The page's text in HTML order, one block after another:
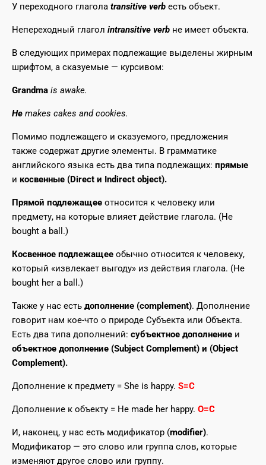
У переходного глагола transitive verb есть объект.
Непереходный глагол intransitive verb не имеет объекта.
В следующих примерах подлежащие выделены жирным
шрифтом, а сказуемые — курсивом:
Grandma is awake.
He makes cakes and cookies.
Помимо подлежащего и сказуемого, предложения
также содержат другие элементы. В грамматике
английского языка есть два типа подлежащих: прямые
и косвенные (Direct и Indirect object).
Прямой подлежащее относится к человеку или
предмету, на которые влияет действие глагола. (He
bought a ball.)
Косвенное подлежащее обычно относится к человеку,
который «извлекает выгоду» из действия глагола. (He
bought her a ball.)
Также у нас есть дополнение (complement). Дополнение
говорит нам кое-что о природе Субъекта или Объекта.
Есть два типа дополнений: субъектное дополнение и
объектное дополнение (Subject Complement) и (Object
Complement).
Дополнение к предмету = She is happy. S=C
Дополнение к объекту = He made her happy. O=C
И, наконец, у нас есть модификатор (modifier).
Модификатор — это слово или группа слов, которые
изменяют другое слово или группу.